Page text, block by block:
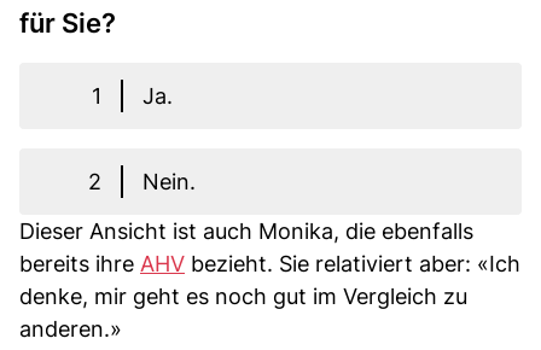
für Sie?
1 Ja.
2
Nein.
Dieser Ansicht ist auch Monika, die ebenfalls
bereits ihre AHV bezieht. Sie relativiert aber: «Ich
denke, mir geht es noch gut im Vergleich zu
anderen.»